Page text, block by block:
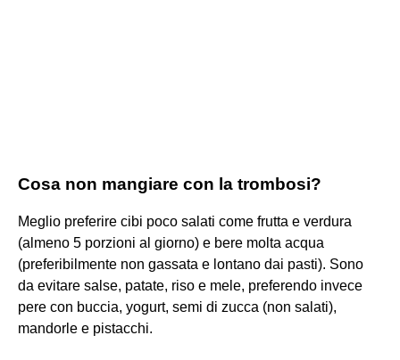
Cosa non mangiare con la trombosi?
Meglio preferire cibi poco salati come frutta e verdura
(almeno 5 porzioni al giorno) e bere molta acqua
(preferibilmente non gassata e lontano dai pasti). Sono
da evitare salse, patate, riso e mele, preferendo invece
pere con buccia, yogurt, semi di zucca (non salati),
mandorle e pistacchi.